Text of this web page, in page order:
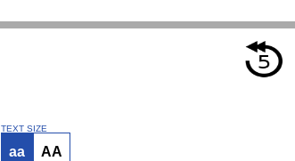
TEXT SIZE
aa AA